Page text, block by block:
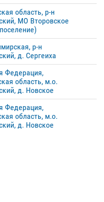
область, р-н
МО Второвское
р-н
д. Сергеиха
Федерация,
область, м.о.
д. Новское
Федерация,
область, м.о.
д. Новское